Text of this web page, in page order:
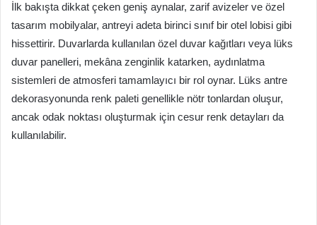
İlk bakışta dikkat çeken geniş aynalar, zarif avizeler ve özel
tasarım mobilyalar, antreyi adeta birinci sınıf bir otel lobisi gibi
hissettirir. Duvarlarda kullanılan özel duvar kağıtları veya lüks
duvar panelleri, mekâna zenginlik katarken, aydınlatma
sistemleri de atmosferi tamamlayıcı bir rol oynar. Lüks antre
dekorasyonunda renk paleti genellikle nötr tonlardan oluşur,
ancak odak noktası oluşturmak için cesur renk detayları da
kullanılabilir.